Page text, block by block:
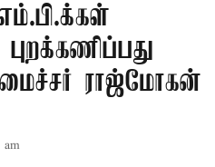
ராஜ்மோகன்
am